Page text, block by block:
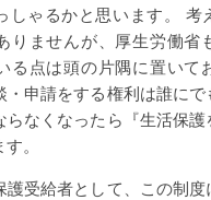
しゃるかと思います。 考
りませんが、厚生労働省
る点は頭の片隅に置いて
・申請をする権利は誰に
らなくなったら『生活保
。
護受給者として、この制度